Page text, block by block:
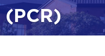
(PCR)